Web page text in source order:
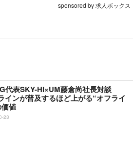
sponsored by 求人ボックス
代表SKY-HI×UM藤倉尚社長対談
インが普及するほど上がる“オフライ
値
23